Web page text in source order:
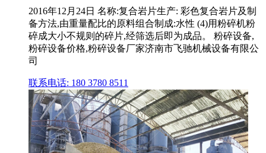
2016年12月24日 名称:复合岩片生产: 彩色复合岩片及制
备方法,由重量配比的原料组合制成:水性 (4)用粉碎机粉
碎成大小不规则的碎片,经筛选后即为成品。 粉碎设备,
粉碎设备价格,粉碎设备厂家济南市飞驰机械设备有限公
司
联系电话: 180 3780 8511